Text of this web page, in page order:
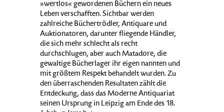
»wertlos« gewordenen Büchern ein neues
Leben verschafften. Sichtbar werden
zahlreiche Büchertrödler, Antiquare und
Auktionatoren, darunter fliegende Händler,
die sich mehr schlecht als recht
durchschlugen, aber auch Matadore, die
gewaltige Bücherlager ihr eigen nannten und
mit größtem Respekt behandelt wurden. Zu
den überraschenden Resultaten zählt die
Entdeckung, dass das Moderne Antiquariat
seinen Ursprung in Leipzig am Ende des 18.